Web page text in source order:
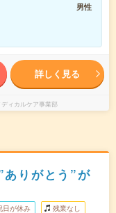
男性
詳しく見る
ィカルケア事業部
ありがとう”が
日が休み 残業なし